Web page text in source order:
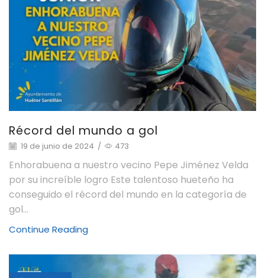
Récord del mundo a gol
19 de junio de 2024 / 473
Enhorabuena a nuestro vecino Pepe Jiménez Velda
por su increíble logro Este talentoso hueteño ha
conseguido el récord del mundo en la categoría de
gol...
Continue Reading